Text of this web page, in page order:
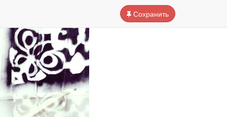
Сохранить